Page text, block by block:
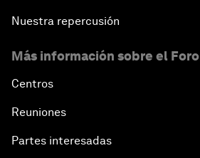
Nuestra repercusión
Más información sobre el Foro
Centros
Reuniones
Partes interesadas